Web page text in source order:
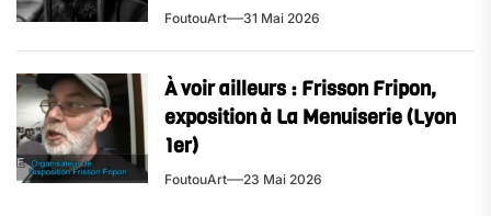
FoutouArt 31 Mai 2026
À voir ailleurs : Frisson Fripon,
exposition à La Menuiserie (Lyon
1er)
FoutouArt 23 Mai 2026